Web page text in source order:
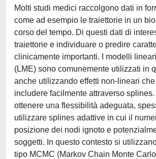
Molti studi medici raccolgono dati in
come ad esempio le traiettorie in un
corso del tempo. Di questi dati di
traiettorie e individuare o predire
clinicamente importanti. I modelli
(LME) sono comunemente utilizzati in
anche utilizzando effetti non-lineari
includere facilmente attraverso
ottenere una flessibilità adeguata,
utilizzare splines adattive in cui il
posizione dei nodi ignoto e
soggetti. In questo contesto si
tipo MCMC (Markov Chain Monte